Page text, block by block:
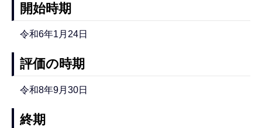
開始時期
令和6年1月24日
評価の時期
令和8年9月30日
終期